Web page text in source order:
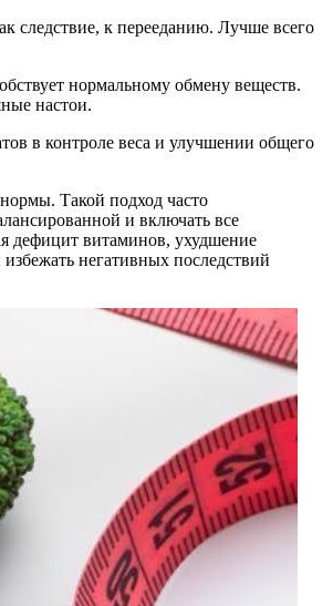
следствие, к перееданию. Лучше всего
нормальному обмену веществ.
настои.
в контроле веса и улучшении общего
Такой подход часто
и включать все
дефицит витаминов, ухудшение
негативных последствий